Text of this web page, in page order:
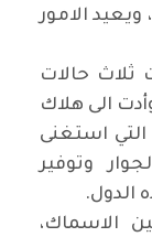
الامور
ثلاث حالات
الى هلاك
التي استغنى
وتوفير
الدول.
الاسماك،